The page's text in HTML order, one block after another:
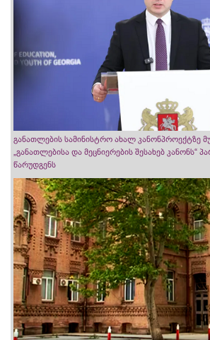
განათლების სამინისტრო ახალ კანონპროექტზე
„განათლებისა და მეცნიერების შესახებ კანონს“
წარუდგენს